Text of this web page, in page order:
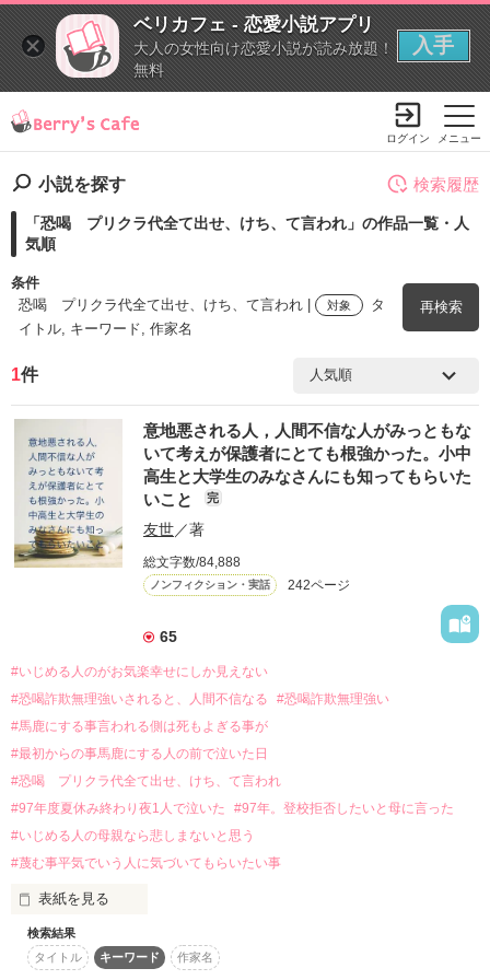
ベリカフェ - 恋愛小説アプリ
大人の女性向け恋愛小説が読み放題！
無料
入手
メニュー
ログイン
小説を探す
「恐喝 プリクラ代全て出せ、けち、て言われ」の作品一覧・人
気順
条件
恐喝 プリクラ代全て出せ、けち、て言われ |
対象
タ
イトル, キーワード, 作家名
再検索
検索ワード
を含む
詳しく検索
ジャンル
感想
ステータス 全て 完結
検索履歴
1件
意地悪される人，人間不信な人がみっともな
いて考えが保護者にとても根強かった。小中
高生と大学生のみなさんにも知ってもらいた
いこと
完
友世／著
総文字数/84,888
ノンフィクション・実話 242ページ
65
#いじめる人のがお気楽幸せにしか見えない
#恐喝詐欺無理強いされると、人間不信なる
#恐喝詐欺無理強い
#馬鹿にする事言われる側は死もよぎる事が
#最初からの事馬鹿にする人の前で泣いた日
#恐喝 プリクラ代全て出せ、けち、て言われ
#97年度夏休み終わり夜1人で泣いた
#97年。登校拒否したいと母に言った
#いじめる人の母親なら悲しまないと思う
#蔑む事平気でいう人に気づいてもらいたい事
表紙を見る
小中高生と大学生または専門学校の学生さんにも知ってもらい
たいこと。
検索結果
タイトル
キーワード 作家名